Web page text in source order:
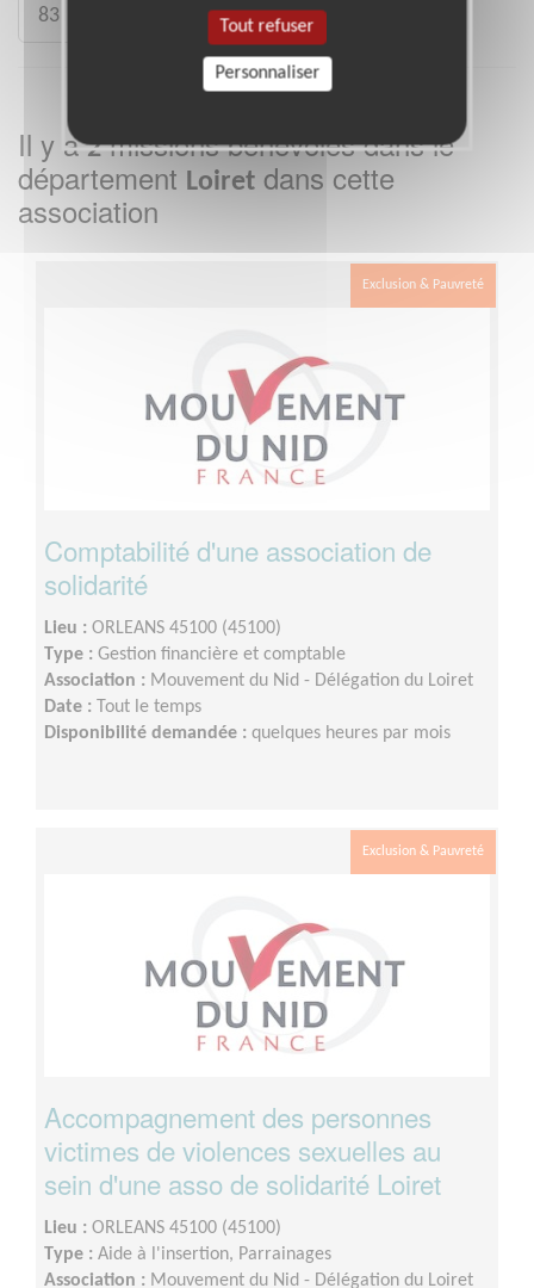
83
Il y a2missions bénévoles dans le
département Loiret dans cette
association
Exclusion & Pauvreté
Comptabilité d'une association de
solidarité
Lieu : ORLEANS 45100 (45100)
Type : Gestion financière et comptable
Association : Mouvement du Nid - Délégation du Loiret
Date :
Tout le temps
Disponibilité demandée : quelques heures par mois
Exclusion & Pauvreté
Accompagnement des personnes
victimes de violences sexuelles au
sein d'une asso de solidarité Loiret
Lieu : ORLEANS 45100 (45100)
Type : Aide à l'insertion, Parrainages
Association : Mouvement du Nid - Délégation du Loiret
Tout refuser
Personnaliser